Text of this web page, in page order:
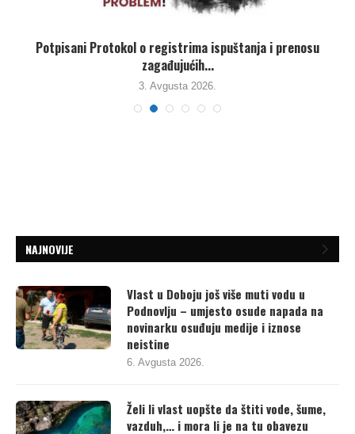
Potpisani Protokol o registrima ispuštanja i prenosu
zagađujućih...
3. Avgusta 2026.
NAJNOVIJE
Vlast u Doboju još više muti vodu u
Podnovlju – umjesto osude napada na
novinarku osuđuju medije i iznose
neistine
6. Avgusta 2026.
Želi li vlast uopšte da štiti vode, šume,
vazduh,… i mora li je na tu obavezu